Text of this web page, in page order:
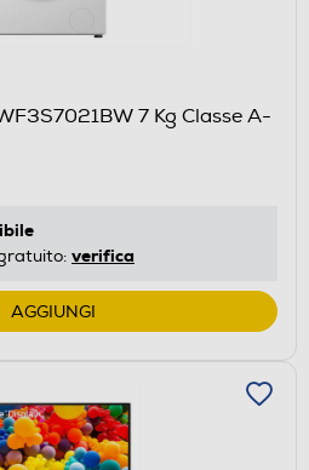
7 Kg Classe A-
verifica
AGGIUNGI